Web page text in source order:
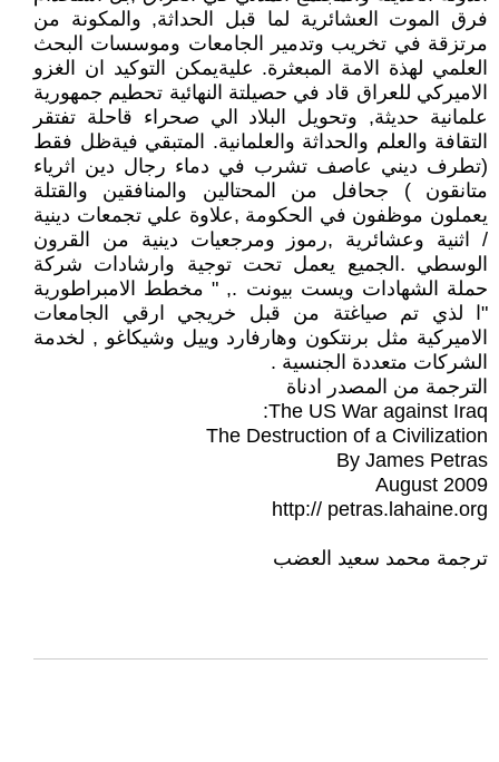
فرق الموت العشائرية لما قبل الحداثة, والمكونة من
مرتزقة في تخريب وتدمير الجامعات وموسسات البحث
العلمي لهذة الامة المبعثرة. عليةيمكن التوكيد ان الغزو
الاميركي للعراق قاد في حصيلتة النهائية تحطيم جمهورية
علمانية حديثة, وتحويل البلاد الي صحراء قاحلة تفتقر
التقافة والعلم والحداثة والعلمانية. المتبقي فيةظل فقط
(تطرف ديني عاصف تشرب في دماء رجال دين اثرياء
متانقون ) جحافل من المحتالين والمنافقين والقتلة
يعملون موظفون في الحكومة ,علاوة علي تجمعات دينية
/ اثنية وعشائرية ,رموز ومرجعيات دينية من القرون
الوسطي .الجميع يعمل تحت توجية وارشادات شركة
حملة الشهادات ويست بيونت ., " مخطط الامبراطورية
"ا لذي تم صياغتة من قبل خريجي ارقي الجامعات
الاميركية مثل برنتكون وهارفارد وييل وشيكاغو , لخدمة
الشركات متعددة الجنسية .
الترجمة من المصدر ادناة
The US War against Iraq:
The Destruction of a Civilization
By James Petras
August 2009
http:// petras.lahaine.org
ترجمة محمد سعيد العضب